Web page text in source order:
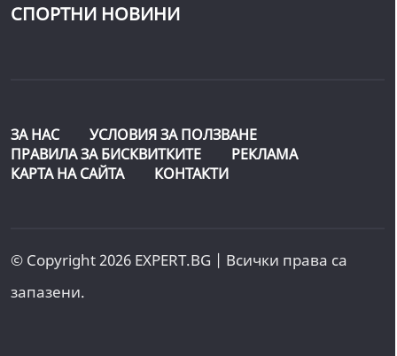
СПОРТНИ НОВИНИ
ЗА НАС
УСЛОВИЯ ЗА ПОЛЗВАНЕ
ПРАВИЛА ЗА БИСКВИТКИТЕ
РЕКЛАМА
КАРТА НА САЙТА
КОНТАКТИ
© Copyright 2026 EXPERT.BG | Всички права са
запазени.